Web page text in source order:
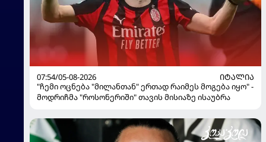
07:54/05-08-2026
ᲘᲢᲐᲚᲘᲐ
"ჩემი ოცნება "მილანთან" ერთად რაიმეს მოგება იყო" -
მოდრიჩმა "როსონერიში" თავის მისიაზე ისაუბრა